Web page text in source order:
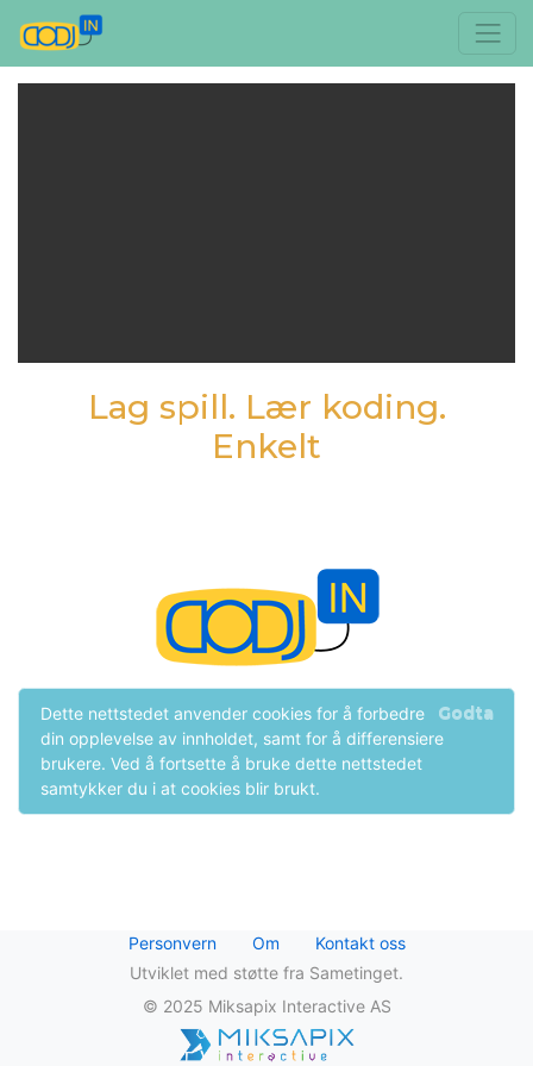
Lag spill. Lær koding.
Enkelt
Dette nettstedet anvender cookies for å forbedre
din opplevelse av innholdet, samt for å differensiere
brukere. Ved å fortsette å bruke dette nettstedet
samtykker du i at cookies blir brukt.
Godta
Personvern Om
Kontakt oss
Utviklet med støtte fra Sametinget.
© 2025 Miksapix Interactive AS